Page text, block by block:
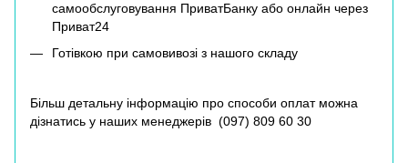
самообслуговування ПриватБанку або онлайн через
Приват24
Готівкою при самовивозі з нашого складу
Більш детальну інформацію про способи оплат можна
дізнатись у наших менеджерів (097) 809 60 30